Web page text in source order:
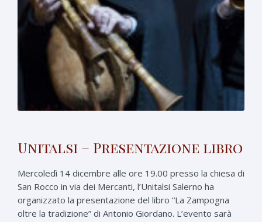
Unitalsi – Presentazione libro
Mercoledì 14 dicembre alle ore 19.00 presso la chiesa di
San Rocco in via dei Mercanti, l’Unitalsi Salerno ha
organizzato la presentazione del libro “La Zampogna
oltre la tradizione” di Antonio Giordano. L’evento sarà